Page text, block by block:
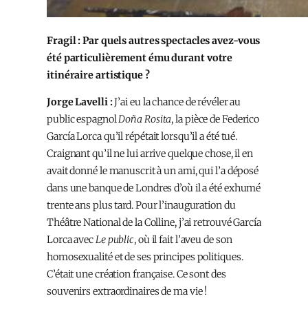
Fragil : Par quels autres spectacles avez-vous
été particulièrement ému durant votre
itinéraire artistique ?
Jorge Lavelli :J’ai eu la chance de révéler au
public espagnolDoña Rosita, la pièce de Federico
García Lorca qu’il répétait lorsqu’il a été tué.
Craignant qu’il ne lui arrive quelque chose, il en
avait donné le manuscrit à un ami, qui l’a déposé
dans une banque de Londres d’où il a été exhumé
trente ans plus tard. Pour l’inauguration du
Théâtre National de la Colline, j’ai retrouvé García
Lorca avecLe public, où il fait l’aveu de son
homosexualité et de ses principes politiques.
C’était une création française. Ce sont des
souvenirs extraordinaires de ma vie !